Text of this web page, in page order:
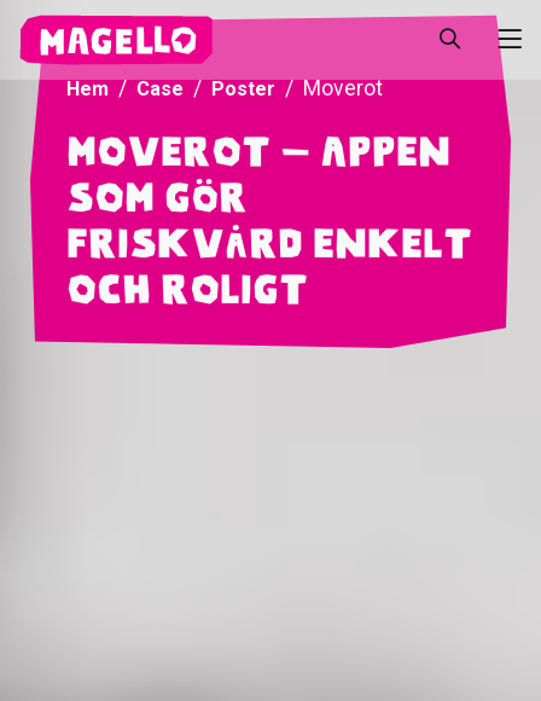
Hem Case Poster Moverot
Moverot – Appen
som gör
friskvård enkelt
och roligt